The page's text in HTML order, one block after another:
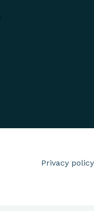
Privacy policy